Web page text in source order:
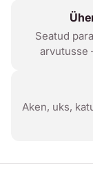
Seatud
arvutusse
Aken, uks,